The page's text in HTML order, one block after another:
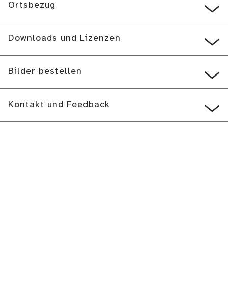
Ortsbezug
Downloads und Lizenzen
Bilder bestellen
Kontakt und Feedback